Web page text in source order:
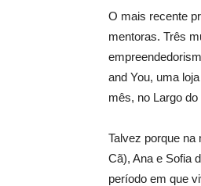
O mais recente
mentoras. Três
and You, uma
mês, no Largo do
Talvez porque na
Cã), Ana e Sofia
período em que